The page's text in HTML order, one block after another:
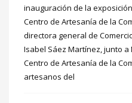
inauguración de la
Centro de Artesanía de la
directora general de
Isabel Sáez Martínez, junto
Centro de Artesanía de la
artesanos del